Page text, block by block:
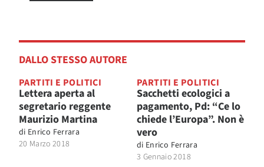
DALLO STESSO AUTORE
PARTITI E POLITICI
Lettera aperta al
segretario reggente
Maurizio Martina
di Enrico Ferrara
20 Marzo 2018
PARTITI E POLITICI
Sacchetti ecologici a
pagamento, Pd: “Ce lo
chiede l’Europa”. Non è
vero
di Enrico Ferrara
3 Gennaio 2018